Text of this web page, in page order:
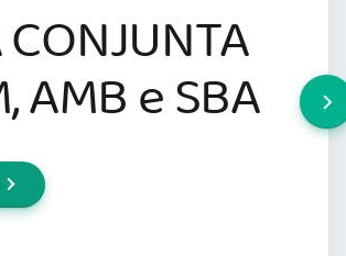
AMB e SBA